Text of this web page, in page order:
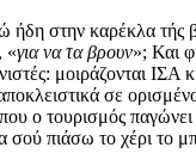
στην καρέκλα τής
«για να τα βρουν»; Και
σε
ο τουρισμός
σού πιάσω το χέρι το